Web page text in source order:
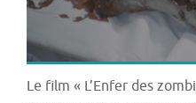
Le film « L’Enfer des